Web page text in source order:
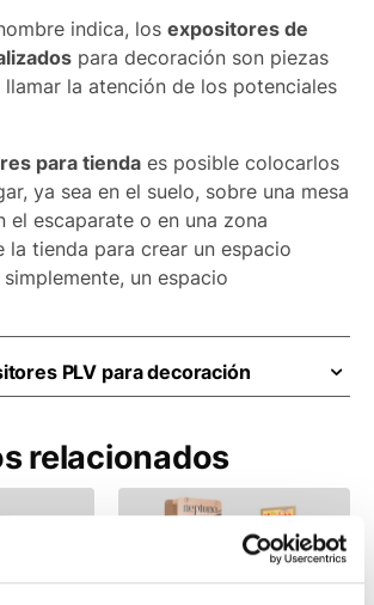
indica, los expositores de
para decoración son piezas
llamar la atención de los potenciales
para tienda es posible colocarlos
ya sea en el suelo, sobre una mesa
el escaparate o en una zona
la tienda para crear un espacio
un espacio
PLV para decoración
para la decoración de espacios
o escaparates se clasifican en
aunque son muy versátiles y
PLV es idóneo para ambientar
relacionados